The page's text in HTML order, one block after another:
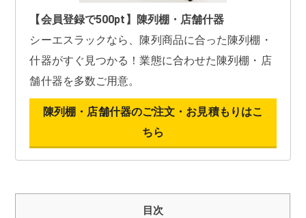
【会員登録で500pt】陳列棚・店舗什器
シーエスラックなら、陳列商品に合った陳列棚・
什器がすぐ見つかる！業態に合わせた陳列棚・店
舗什器を多数ご用意。
陳列棚・店舗什器のご注文・お見積もりはこ
ちら
目次